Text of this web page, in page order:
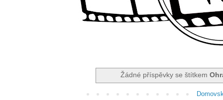
Žádné příspěvky se štítkem